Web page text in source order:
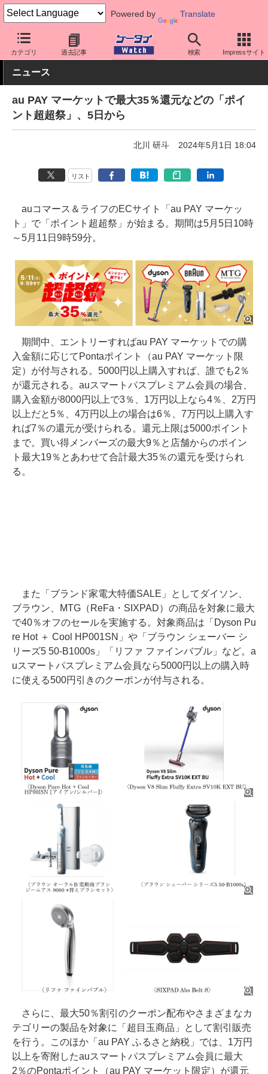
Powered by Translate
カテゴリ 過去記事 検索 Impressサイト
ケータイ Watch キャリア au アプリ・サービス
ニュース
au PAY マーケットで最大35％還元などの「ポイ
ント超超祭」、5日から
北川 研斗 2024年5月1日 18:04
リスト
auコマース＆ライフのECサイト「au PAY マーケッ
ト」で「ポイント超超祭」が始まる。期間は5月5日10時
～5月11日9時59分。
期間中、エントリーすればau PAY マーケットでの購
入金額に応じてPontaポイント（au PAY マーケット限
定）が付与される。5000円以上購入すれば、誰でも2％
が還元される。auスマートパスプレミアム会員の場合、
購入金額が8000円以上で3％、1万円以上なら4％、2万円
以上だと5％、4万円以上の場合は6％、7万円以上購入す
れば7％の還元が受けられる。還元上限は5000ポイント
まで。買い得メンバーズの最大9％と店舗からのポイン
ト最大19％とあわせて合計最大35％の還元を受けられ
る。
また「ブランド家電大特価SALE」としてダイソン、
ブラウン、MTG（ReFa・SIXPAD）の商品を対象に最大
で40％オフのセールを実施する。対象商品は「Dyson Pu
re Hot ＋ Cool HP001SN」や「ブラウン シェーバー シ
リーズ5 50-B1000s」「リファ ファインバブル」など。a
uスマートパスプレミアム会員なら5000円以上の購入時
に使える500円引きのクーポンが付与される。
さらに、最大50％割引のクーポン配布やさまざまなカ
テゴリーの製品を対象に「超目玉商品」として割引販売
を行う。このほか「au PAY ふるさと納税」では、1万円
以上を寄附したauスマートパスプレミアム会員に最大
2％のPontaポイント（au PAY マーケット限定）が還元